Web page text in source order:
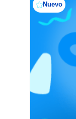
Nuevo